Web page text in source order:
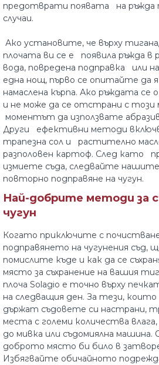
предотврати появата на ръжда
случаи.
Ако установите, че върху
плочата ви се е появила ръжда в
вода, повредена подправка или
една нощ, първо се опитайте
намаслена кърпа. Ако ръждата се
и не може да се отстрани с
моментът да използвате
Други ефективни методи
трапезна сол и растително
разполовен картоф. След като
измиете съда, следвайте
повторно подправяне на чугун.
Най-добрите методи за
чугун
Когато приключите с
подправянето на чугунения съд,
помислите къде и как да се
място за съхранение на вашия
плоча Solagio е точно върху
на следващия ден. За тези,
държат съдовете си настрани,
места с големи количества
до мивка или съдомиялна машина.
доброто място би било в
Избягвайте обичайното